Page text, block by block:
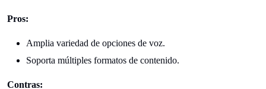
Pros:
Amplia variedad de opciones de voz.
Soporta múltiples formatos de contenido.
Contras: